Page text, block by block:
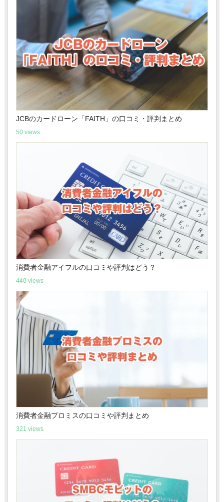
JCBのカードローン「FAITH」の口コミ・評判まとめ
50 views
消費者金融アイフルの口コミや評判はどう？
440 views
消費者金融プロミスの口コミや評判まとめ
321 views